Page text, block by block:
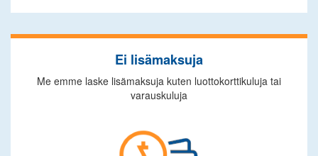
Ei lisämaksuja
Me emme laske lisämaksuja kuten luottokorttikuluja tai
varauskuluja